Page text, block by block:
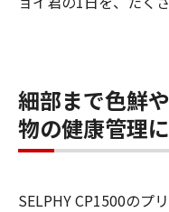
細部まで色鮮
物の健康管理
SELPHY CP1500のプ